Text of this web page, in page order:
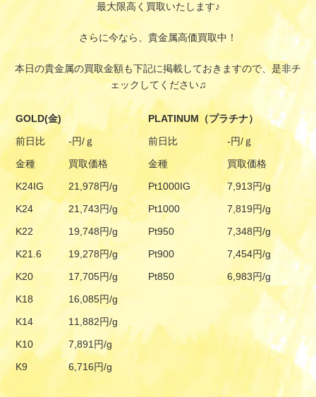
最大限高く買取いたします♪
さらに今なら、貴金属高価買取中！
本日の貴金属の買取金額も下記に掲載しておきますので、是非チ
ェックしてください♫
GOLD(金)
PLATINUM（プラチナ）
前日比
-円/ｇ 前日比
-円/ｇ
金種
買取価格 金種
買取価格
K24IG
21,978円/g Pt1000IG
7,913円/g
K24
21,743円/g Pt1000
7,819円/g
K22
19,748円/g Pt950
7,348円/g
K21.6
19,278円/g Pt900
7,454円/g
K20
17,705円/g Pt850
6,983円/g
K18
16,085円/g
K14
11,882円/g
K10
7,891円/g
K9
6,716円/g